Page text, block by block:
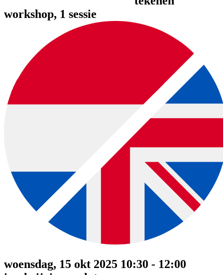
workshop, 1 sessie
woensdag, 15 okt 2025 10:30 - 12:00